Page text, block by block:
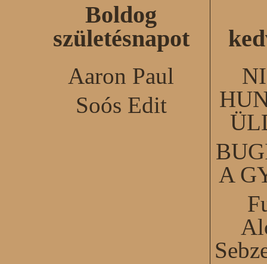
Boldog
születésnapot
Aaron Paul
Soós Edit
A